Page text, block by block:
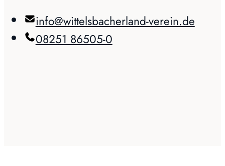
info@wittelsbacherland-verein.de
08251 86505-0